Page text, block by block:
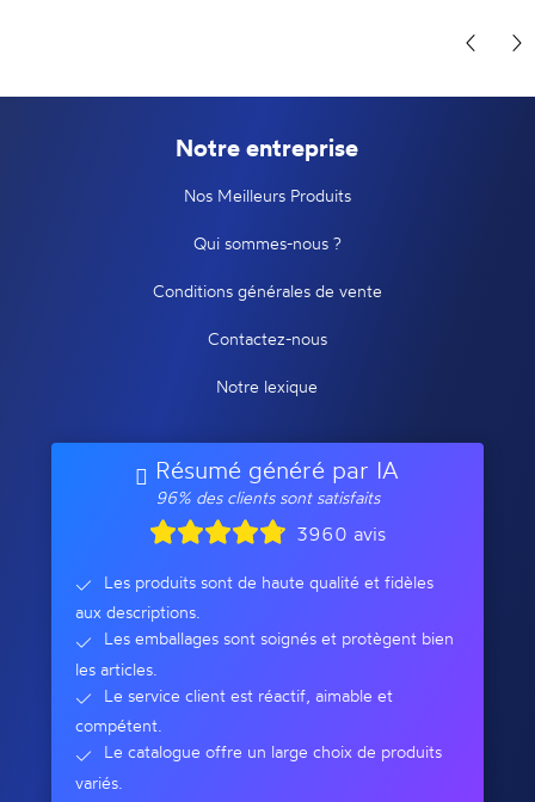
Notre entreprise
Nos Meilleurs Produits
Qui sommes-nous ?
Conditions générales de vente
Contactez-nous
Notre lexique
Résumé généré par IA
96% des clients sont satisfaits
3960 avis
Les produits sont de haute qualité et fidèles
aux descriptions.
Les emballages sont soignés et protègent bien
les articles.
Le service client est réactif, aimable et
compétent.
Le catalogue offre un large choix de produits
variés.